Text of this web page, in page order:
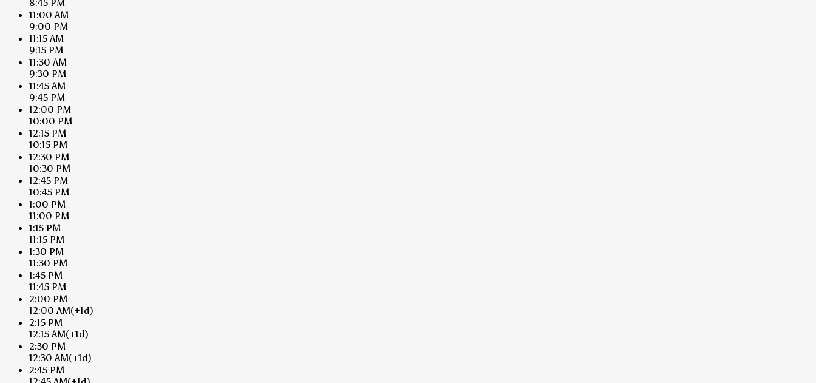
8:45 PM
11:00 AM
9:00 PM
11:15 AM
9:15 PM
11:30 AM
9:30 PM
11:45 AM
9:45 PM
12:00 PM
10:00 PM
12:15 PM
10:15 PM
12:30 PM
10:30 PM
12:45 PM
10:45 PM
1:00 PM
11:00 PM
1:15 PM
11:15 PM
1:30 PM
11:30 PM
1:45 PM
11:45 PM
2:00 PM
12:00 AM(+1d)
2:15 PM
12:15 AM(+1d)
2:30 PM
12:30 AM(+1d)
2:45 PM